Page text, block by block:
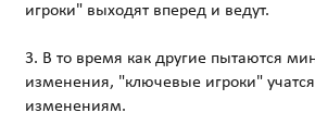
игроки" выходят вперед и ведут.
3. В то время как другие пытаются
изменения, "ключевые игроки"
изменениям.